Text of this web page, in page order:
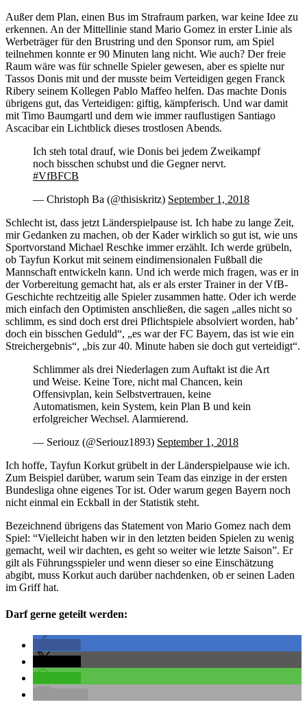
Außer dem Plan, einen Bus im Strafraum parken, war keine Idee zu
erkennen. An der Mittellinie stand Mario Gomez in erster Linie als
Werbeträger für den Brustring und den Sponsor rum, am Spiel
teilnehmen konnte er 90 Minuten lang nicht. Wie auch? Der freie
Raum wäre was für schnelle Spieler gewesen, aber es spielte nur
Tassos Donis mit und der musste beim Verteidigen gegen Franck
Ribery seinem Kollegen Pablo Maffeo helfen. Das machte Donis
übrigens gut, das Verteidigen: giftig, kämpferisch. Und war damit
mit Timo Baumgartl und dem wie immer rauflustigen Santiago
Ascacibar ein Lichtblick dieses trostlosen Abends.
Ich steh total drauf, wie Donis bei jedem Zweikampf
noch bisschen schubst und die Gegner nervt.
#VfBFCB
— Christoph Ba (@thisiskritz) September 1, 2018
Schlecht ist, dass jetzt Länderspielpause ist. Ich habe zu lange Zeit,
mir Gedanken zu machen, ob der Kader wirklich so gut ist, wie uns
Sportvorstand Michael Reschke immer erzählt. Ich werde grübeln,
ob Tayfun Korkut mit seinem eindimensionalen Fußball die
Mannschaft entwickeln kann. Und ich werde mich fragen, was er in
der Vorbereitung gemacht hat, als er als erster Trainer in der VfB-
Geschichte rechtzeitig alle Spieler zusammen hatte. Oder ich werde
mich einfach den Optimisten anschließen, die sagen „alles nicht so
schlimm, es sind doch erst drei Pflichtspiele absolviert worden, hab’
doch ein bisschen Geduld“, „es war der FC Bayern, das ist wie ein
Streichergebnis“, „bis zur 40. Minute haben sie doch gut verteidigt“.
Schlimmer als drei Niederlagen zum Auftakt ist die Art
und Weise. Keine Tore, nicht mal Chancen, kein
Offensivplan, kein Selbstvertrauen, keine
Automatismen, kein System, kein Plan B und kein
erfolgreicher Wechsel. Alarmierend.
— Seriouz (@Seriouz1893) September 1, 2018
Ich hoffe, Tayfun Korkut grübelt in der Länderspielpause wie ich.
Zum Beispiel darüber, warum sein Team das einzige in der ersten
Bundesliga ohne eigenes Tor ist. Oder warum gegen Bayern noch
nicht einmal ein Eckball in der Statistik steht.
Bezeichnend übrigens das Statement von Mario Gomez nach dem
Spiel: “Vielleicht haben wir in den letzten beiden Spielen zu wenig
gemacht, weil wir dachten, es geht so weiter wie letzte Saison”. Er
gilt als Führungsspieler und wenn dieser so eine Einschätzung
abgibt, muss Korkut auch darüber nachdenken, ob er seinen Laden
im Griff hat.
Darf gerne geteilt werden: